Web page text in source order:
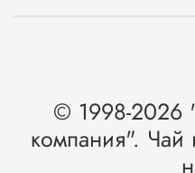
© 1998-2026
компания". Чай